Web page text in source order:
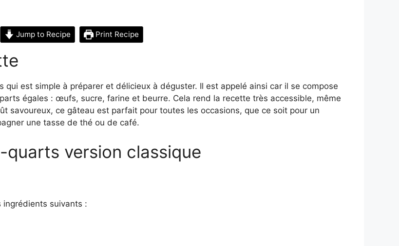
Jump to Recipe Print Recipe
est simple à préparer et délicieux à déguster. Il est appelé ainsi car il se compose
égales : œufs, sucre, farine et beurre. Cela rend la recette très accessible, même
savoureux, ce gâteau est parfait pour toutes les occasions, que ce soit pour un
une tasse de thé ou de café.
version classique
suivants :